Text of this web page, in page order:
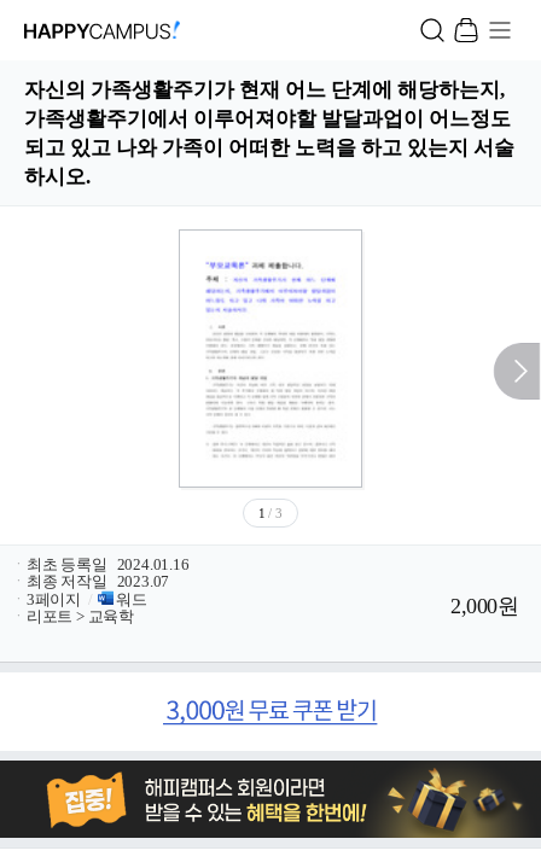
자신의 가족생활주기가 현재 어느 단계에 해당하는지,
가족생활주기에서 이루어져야할 발달과업이 어느정도
되고 있고 나와 가족이 어떠한 노력을 하고 있는지 서술
하시오.
1 / 3
ㆍ 최초 등록일
2024.01.16
ㆍ 최종 저작일
2023.07
ㆍ 3페이지 /
워드
ㆍ 리포트 > 교육학 2,000원